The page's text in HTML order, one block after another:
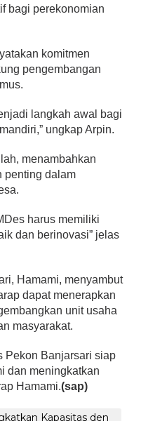
bagi perekonomian
komitmen
pengembangan
langkah awal bagi
ungkap Arpin.
menambahkan
penting dalam
harus memiliki
dan berinovasi” jelas
Hamami, menyambut
dapat menerapkan
unit usaha
masyarakat.
Pekon Banjarsari siap
dan meningkatkan
Hamami.(sap)
Kapasitas den